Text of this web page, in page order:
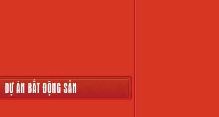
DỰ ÁN BẤT ĐỘNG SẢN